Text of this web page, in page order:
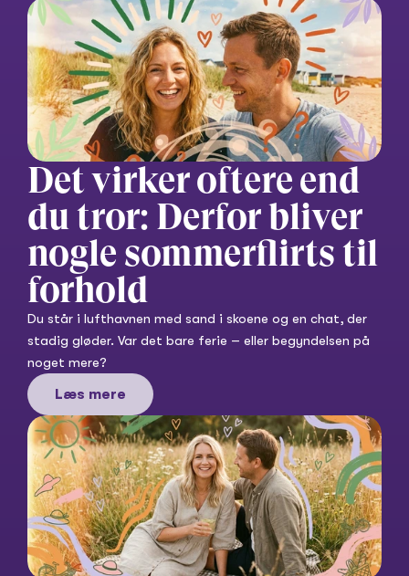
Det virker oftere end
du tror: Derfor bliver
nogle sommerflirts til
forhold
Du står i lufthavnen med sand i skoene og en chat, der
stadig gløder. Var det bare ferie – eller begyndelsen på
noget mere?
Læs mere